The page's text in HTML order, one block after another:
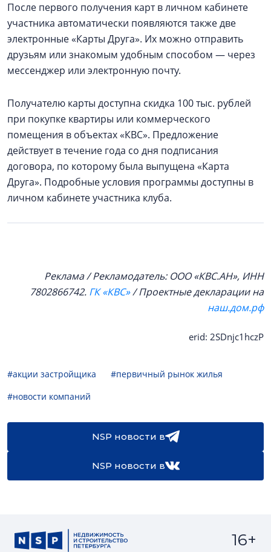
После первого получения карт в личном кабинете
участника автоматически появляются также две
электронные «Карты Друга». Их можно отправить
друзьям или знакомым удобным способом — через
мессенджер или электронную почту.
Получателю карты доступна скидка 100 тыс. рублей
при покупке квартиры или коммерческого
помещения в объектах «КВС». Предложение
действует в течение года со дня подписания
договора, по которому была выпущена «Карта
Друга». Подробные условия программы доступны в
личном кабинете участника клуба.
Реклама / Рекламодатель: ООО «КВС.АН», ИНН
7802866742. ГК «КВС»/ Проектные декларации на
наш.дом.рф
erid: 2SDnjc1hczP
#акции застройщика
#первичный рынок жилья
#новости компаний
NSP новости в
NSP новости в
16+